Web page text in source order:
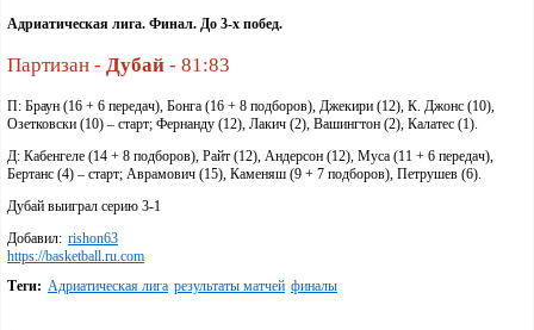
Адриатическая лига. Финал. До 3-х побед.
Партизан - Дубай - 81:83
П: Браун (16 + 6 передач), Бонга (16 + 8 подборов), Джекири (12), К. Джонс (10),
Озетковски (10) – старт; Фернанду (12), Лакич (2), Вашингтон (2), Калатес (1).
Д: Кабенгеле (14 + 8 подборов), Райт (12), Андерсон (12), Муса (11 + 6 передач),
Бертанс (4) – старт; Аврамович (15), Каменяш (9 + 7 подборов), Петрушев (6).
Дубай выиграл серию 3-1
Добавил: rishon63
https://basketball.ru.com
Теги: Адриатическая лига результаты матчей финалы